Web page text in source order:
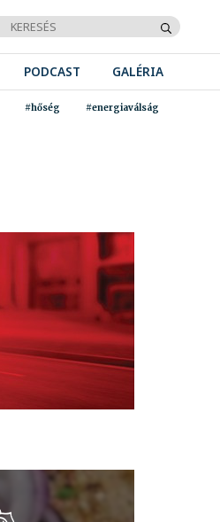
PODCAST GALÉRIA
#hőség #energiaválság